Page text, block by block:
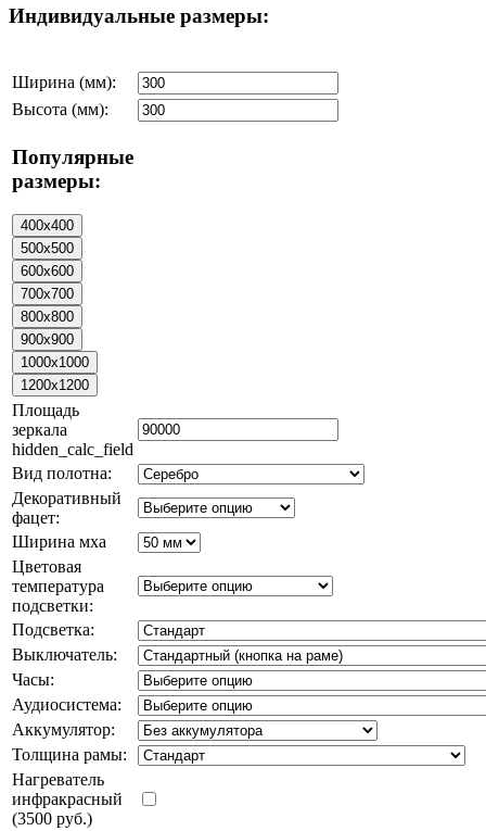
Индивидуальные размеры:
Ширина (мм):
Высота (мм):
Популярные
размеры:
Площадь
зеркала
hidden_calc_field
Вид полотна:
Декоративный
фацет:
Ширина мха
Цветовая
температура
подсветки:
Подсветка:
Выключатель:
Часы:
Аудиосистема:
Аккумулятор:
Толщина рамы:
Нагреватель
инфракрасный
(3500 руб.)